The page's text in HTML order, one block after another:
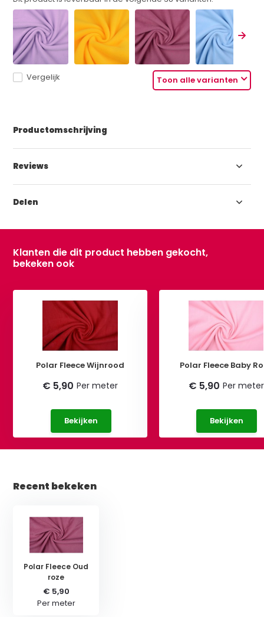
Toon alle varianten
Vergelijk
Productomschrijving
Reviews
Delen
Klanten die dit product hebben gekocht,
bekeken ook
Polar Fleece Wijnrood
€ 5,90 Per meter
Bekijken
Polar Fleece Baby
€ 5,90 Per meter
Bekijken
Recent bekeken
Polar Fleece Oud
roze
€ 5,90
Per meter